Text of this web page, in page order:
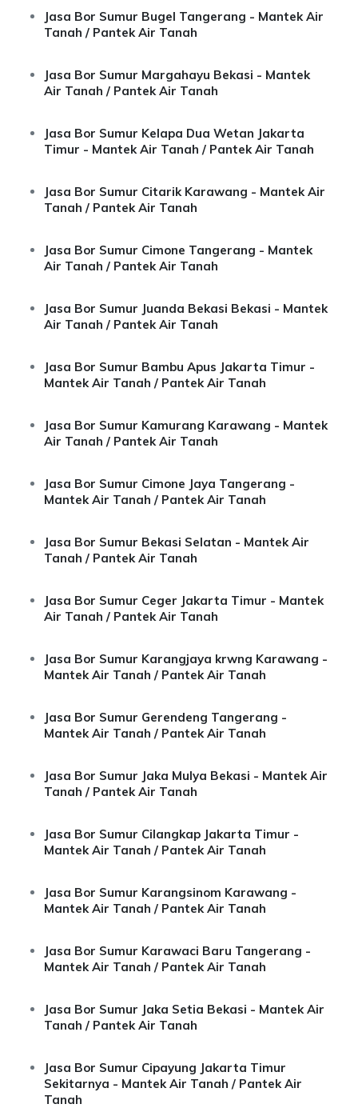
Jasa Bor Sumur Bugel Tangerang - Mantek Air
Tanah / Pantek Air Tanah
Jasa Bor Sumur Margahayu Bekasi - Mantek
Air Tanah / Pantek Air Tanah
Jasa Bor Sumur Kelapa Dua Wetan Jakarta
Timur - Mantek Air Tanah / Pantek Air Tanah
Jasa Bor Sumur Citarik Karawang - Mantek Air
Tanah / Pantek Air Tanah
Jasa Bor Sumur Cimone Tangerang - Mantek
Air Tanah / Pantek Air Tanah
Jasa Bor Sumur Juanda Bekasi Bekasi - Mantek
Air Tanah / Pantek Air Tanah
Jasa Bor Sumur Bambu Apus Jakarta Timur -
Mantek Air Tanah / Pantek Air Tanah
Jasa Bor Sumur Kamurang Karawang - Mantek
Air Tanah / Pantek Air Tanah
Jasa Bor Sumur Cimone Jaya Tangerang -
Mantek Air Tanah / Pantek Air Tanah
Jasa Bor Sumur Bekasi Selatan - Mantek Air
Tanah / Pantek Air Tanah
Jasa Bor Sumur Ceger Jakarta Timur - Mantek
Air Tanah / Pantek Air Tanah
Jasa Bor Sumur Karangjaya krwng Karawang -
Mantek Air Tanah / Pantek Air Tanah
Jasa Bor Sumur Gerendeng Tangerang -
Mantek Air Tanah / Pantek Air Tanah
Jasa Bor Sumur Jaka Mulya Bekasi - Mantek Air
Tanah / Pantek Air Tanah
Jasa Bor Sumur Cilangkap Jakarta Timur -
Mantek Air Tanah / Pantek Air Tanah
Jasa Bor Sumur Karangsinom Karawang -
Mantek Air Tanah / Pantek Air Tanah
Jasa Bor Sumur Karawaci Baru Tangerang -
Mantek Air Tanah / Pantek Air Tanah
Jasa Bor Sumur Jaka Setia Bekasi - Mantek Air
Tanah / Pantek Air Tanah
Jasa Bor Sumur Cipayung Jakarta Timur
Sekitarnya - Mantek Air Tanah / Pantek Air
Tanah